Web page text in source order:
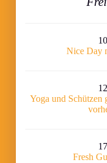
Nice Day
Yoga und Schützen
Fresh